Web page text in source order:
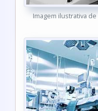
Imagem ilustrativa